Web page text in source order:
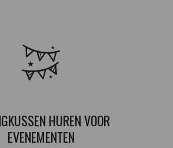
HUREN VOOR
EVENEMENTEN